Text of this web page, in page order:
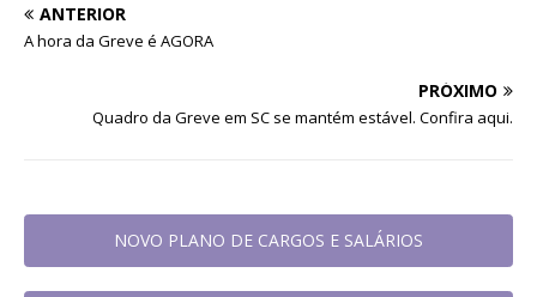
ANTERIOR
A hora da Greve é AGORA
PRÓXIMO
Quadro da Greve em SC se mantém estável. Confira aqui.
NOVO PLANO DE CARGOS E SALÁRIOS